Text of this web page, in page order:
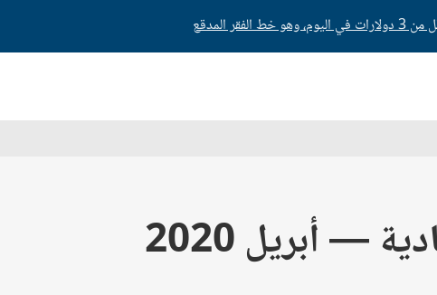
— أبريل 2020